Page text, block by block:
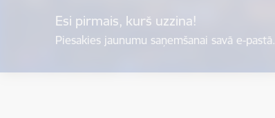
Esi pirmais, kurš uzzina!
Piesakies jaunumu saņemšanai savā e-pastā.